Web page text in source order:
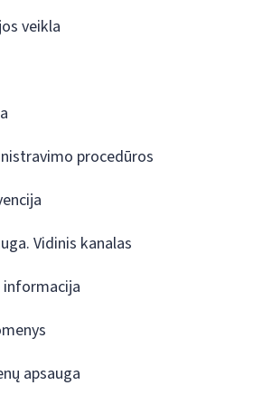
veikla
procedūros
Vidinis kanalas
apsauga